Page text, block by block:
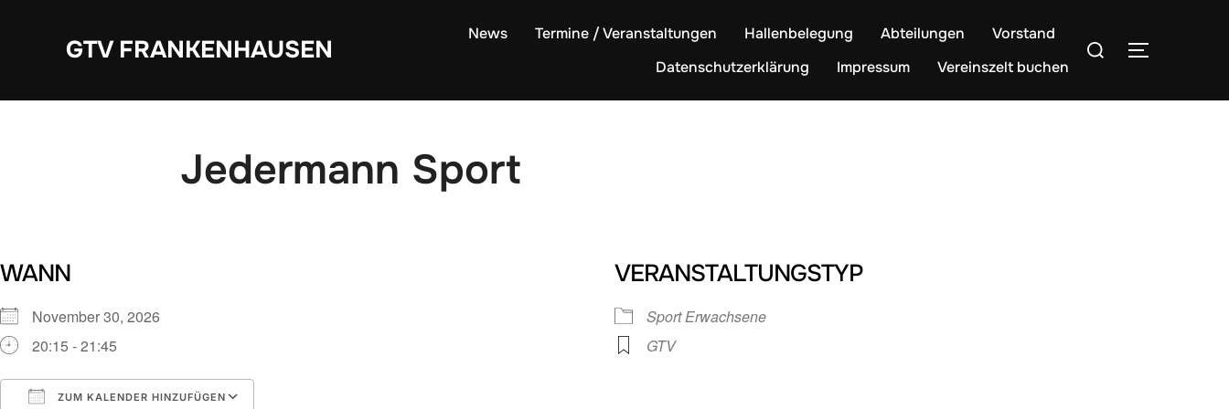
GTV FRANKENHAUSEN
News Termine / Veranstaltungen Hallenbelegung Abteilungen
Vorstand
Datenschutzerklärung
Impressum Vereinszelt buchen
Suchen
Jedermann Sport
WANN
November 30, 2026
20:15 - 21:45
ZUM KALENDER HINZUFÜGEN
VERANSTALTUNGSTYP
Sport Erwachsene
GTV